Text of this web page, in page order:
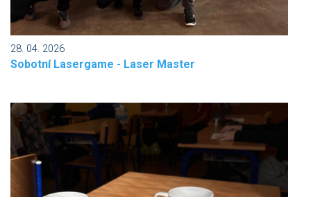
28. 04. 2026
Sobotní Lasergame - Laser Master